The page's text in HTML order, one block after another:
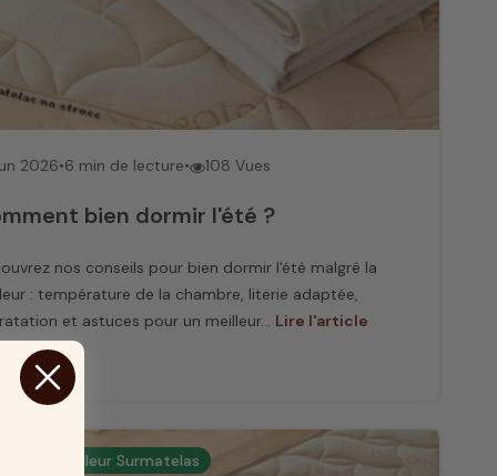
sommier : quelles dimensions
On vous explique tout
l'importance du choix du sommier est éclipsée par
Pourtant, le
sommier
est un élément central
une nuit de repos optimale. Face à la diversité des
nous avons élaboré
naviguer dans cet univers
bon sommier peut s'avérer délicat. Comment
modèle parfaitement adapté à votre matelas ?
est la plus appropriée ? Et quel impact a-t-il
2026•6 min de lecture• 108 Vues
bien dormir l'été ?
nos conseils pour bien dormir l'été malgré la
: température de la chambre, literie adaptée,
et astuces pour un meilleur...
Lire l'article
Le Meilleur Surmatelas